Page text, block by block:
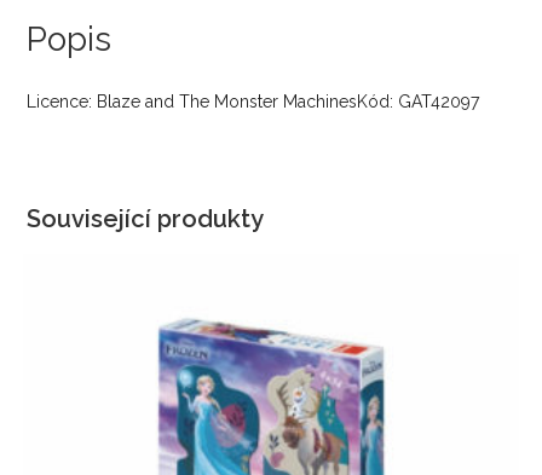
Popis
Licence: Blaze and The Monster MachinesKód: GAT42097
Související produkty